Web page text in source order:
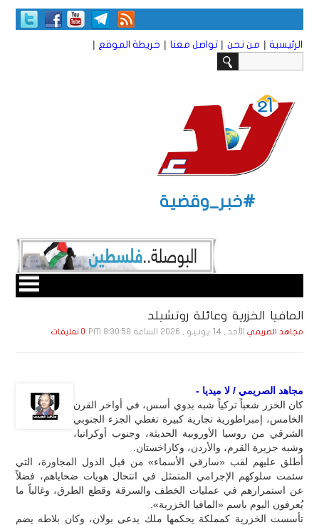
الرئيسية | من نحن | تواصل معنا | خريطة الموقع |
#خبر_وقضية
المافيا الخزرية وعائلة روتشيلد
مجاهد الصريمي الأحد , 14 يـونـيـو , 2026 الساعة 8:30:58 PM 0 تعليقات
مجاهد الصريمي / لا ميديا -
كان الخزر شعباً تركياً شبه بدوي أسس، في أواخر القرن
الخامس، إمبراطورية تجارية كبيرة تغطي الجزء الجنوبي
الشرقي من روسيا الأوروبية الحديثة، وجنوب أوكرانيا،
وشبه جزيرة القرم، والأردن، وكازاخستان.
أطلق عليهم لقب «سارقي الأسماء» من قبل الدول المجاورة، التي
سئمت سلوكهم الإجرامي المتمثل في انتحال هويات ضحاياهم، فضلاً
عن استمرارهم في عمليات الخطف والسرقة وقطع الطرق، وغالباً ما
يُعرفون اليوم باسم «المافيا الخزرية».
تأسست الخزرية كمملكة يحكمها ملك يدعى بولان، وكان بلاطه يضم